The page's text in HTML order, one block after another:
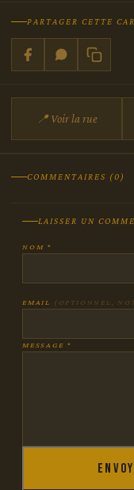
PARTAGER CETTE
📍 Voir la rue
COMMENTAIRES (0)
LAISSER UN
NOM *
EMAIL (OPTIONNEL,
MESSAGE *